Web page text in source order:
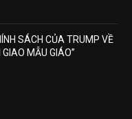
SÁCH CỦA TRUMP VỀ
GIAO MẪU GIÁO”